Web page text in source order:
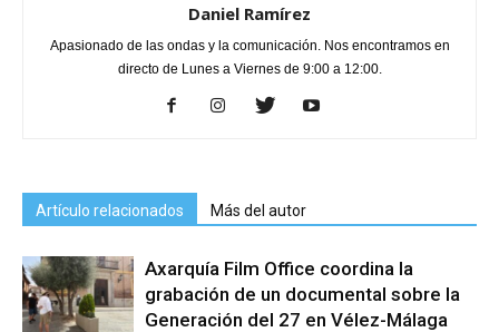
Daniel Ramírez
Apasionado de las ondas y la comunicación. Nos encontramos en
directo de Lunes a Viernes de 9:00 a 12:00.
Artículo relacionados Más del autor
Axarquía Film Office coordina la
grabación de un documental sobre la
Generación del 27 en Vélez-Málaga